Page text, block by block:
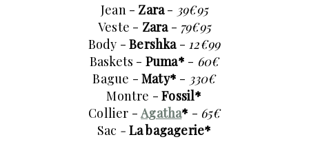
Jean - Zara- 39€95
Veste - Zara- 79€95
Body -Bershka- 12€99
Baskets - Puma* - 60€
Bague -Maty* - 330€
Montre -Fossil*
Collier -Agatha* - 65€
Sac - La bagagerie*